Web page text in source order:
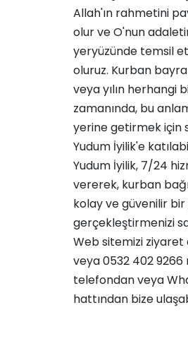
Allah'ın rahmetini
olur ve O'nun
yeryüzünde temsil
oluruz. Kurban
veya yılın herhangi
zamanında, bu
yerine getirmek için
Yudum İyilik'e
Yudum İyilik, 7/24
vererek, kurban
kolay ve güvenilir
gerçekleştirmenizi
Web sitemizi ziyaret
veya 0532 402 9266
telefondan veya
hattından bize